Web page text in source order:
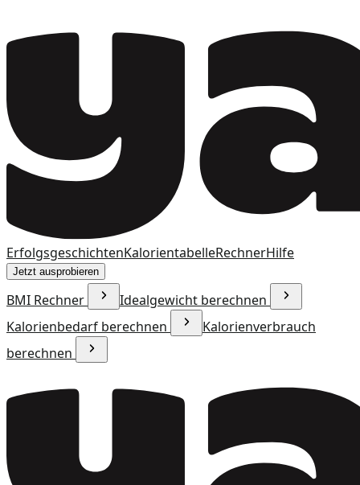
ErfolgsgeschichtenKalorientabelleRechnerHilfe
Jetzt ausprobieren
BMI Rechner
Idealgewicht berechnen
Kalorienbedarf berechnen
Kalorienverbrauch
berechnen